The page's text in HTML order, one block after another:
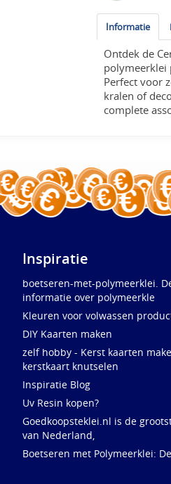
Informatie
Ontdek de
polymeerklei
Perfect voor
kralen of
complete
Inspiratie
boetseren-met-polymeerklei.
informatie over polymeerkle
Kleuren voor volwassen
DIY Kaarten maken
zelf hobby - Kerst kaarten
kerstkaart knutselen
Inspiratie Blog
Uv Resin kopen?
Goedkoopsteklei.nl is de
van Nederland,
Boetseren met Polymeerklei: